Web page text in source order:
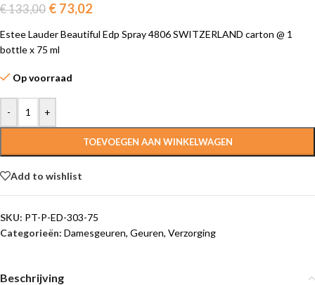
€133,00 € 73,02
Estee Lauder Beautiful Edp Spray 4806 SWITZERLAND carton @ 1
bottle x 75 ml
Op voorraad
- +
TOEVOEGEN AAN WINKELWAGEN
Add to wishlist
SKU: PT-P-ED-303-75
Categorieën: Damesgeuren, Geuren, Verzorging
Beschrijving